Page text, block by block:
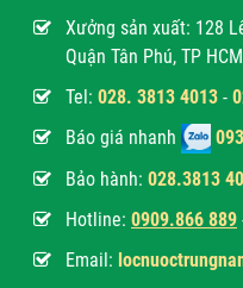
Xưởng sản xuất: 128
Quận Tân Phú, TP HCM
Tel: 028. 3813 4013 -
Báo giá nhanh
Bảo hành: 028.3813
Hotline: 0909.866 889
Email: